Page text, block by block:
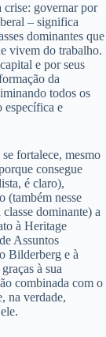
crise: governar por
– significa
dominantes que
vivem do trabalho.
e por seus
da
todos os
específica e
fortalece, mesmo
consegue
é claro),
(também nesse
dominante) a
à Heritage
Assuntos
Bilderberg e à
à sua
combinada com o
na verdade,